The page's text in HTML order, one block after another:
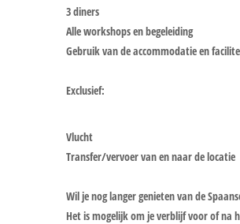
3 diners
Alle workshops en begeleiding
Gebruik van de accommodatie en
Exclusief:
Vlucht
Transfer/vervoer van en naar de locatie
Wil je nog langer genieten van de
Het is mogelijk om je verblijf voor of na